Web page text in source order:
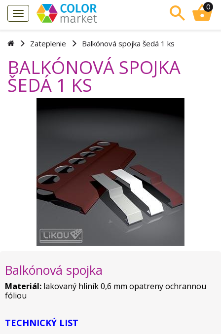
0
Zateplenie Balkónová spojka šedá 1 ks
BALKÓNOVÁ SPOJKA
ŠEDÁ 1 KS
Balkónová spojka
Materiál: lakovaný hliník 0,6 mm opatreny ochrannou
fóliou
TECHNICKÝ LIST